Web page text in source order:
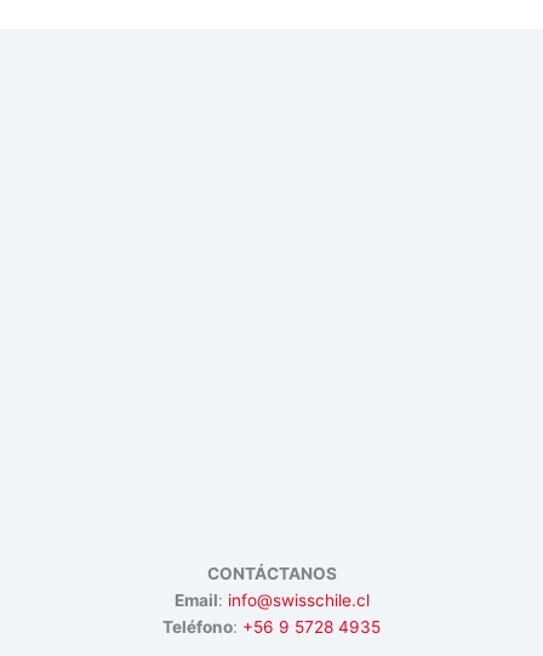
CONTÁCTANOS
Email: info@swisschile.cl
Teléfono: +56 9 5728 4935